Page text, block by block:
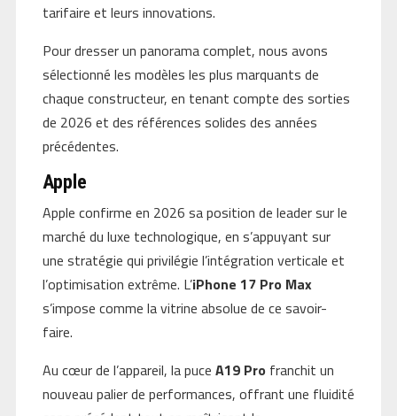
tarifaire et leurs innovations.
Pour dresser un panorama complet, nous avons
sélectionné les modèles les plus marquants de
chaque constructeur, en tenant compte des sorties
de 2026 et des références solides des années
précédentes.
Apple
Apple confirme en 2026 sa position de leader sur le
marché du luxe technologique, en s’appuyant sur
une stratégie qui privilégie l’intégration verticale et
l’optimisation extrême. L’iPhone 17 Pro Max
s’impose comme la vitrine absolue de ce savoir-
faire.
Au cœur de l’appareil, la puce A19 Pro franchit un
nouveau palier de performances, offrant une fluidité